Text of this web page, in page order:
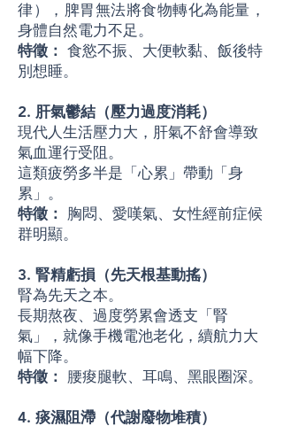
律），脾胃無法將食物轉化為能量，
身體自然電力不足。
特徵： 食慾不振、大便軟黏、飯後特
別想睡。
2. 肝氣鬱結（壓力過度消耗）
現代人生活壓力大，肝氣不舒會導致
氣血運行受阻。
這類疲勞多半是「心累」帶動「身
累」。
特徵： 胸悶、愛嘆氣、女性經前症候
群明顯。
3. 腎精虧損（先天根基動搖）
腎為先天之本。
長期熬夜、過度勞累會透支「腎
氣」，就像手機電池老化，續航力大
幅下降。
特徵： 腰痠腿軟、耳鳴、黑眼圈深。
4. 痰濕阻滯（代謝廢物堆積）